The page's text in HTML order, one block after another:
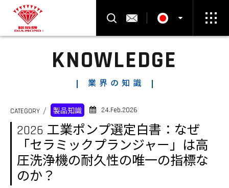
KNOWLEDGE
業界の知識
CATEGORY 製品知識 24.Feb.2026
2026 工業ポンプ選定白書：なぜ
「セラミックプランジャー」は高
圧洗浄機の耐久性の唯一の指標な
のか？
お問い合わせ
Select Language